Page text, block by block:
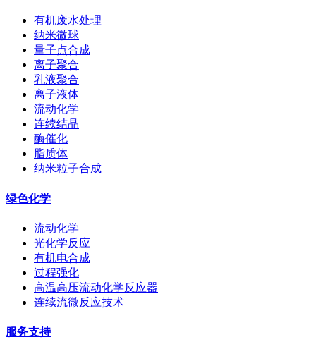
有机废水处理
纳米微球
量子点合成
离子聚合
乳液聚合
离子液体
流动化学
连续结晶
酶催化
脂质体
纳米粒子合成
绿色化学
流动化学
光化学反应
有机电合成
过程强化
高温高压流动化学反应器
连续流微反应技术
服务支持